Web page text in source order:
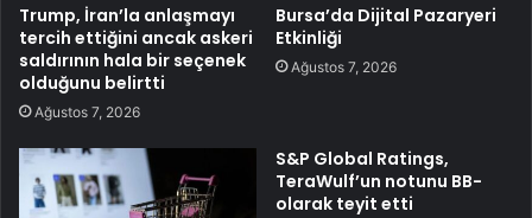
Trump, İran’la anlaşmayı
tercih ettiğini ancak askeri
saldırının hala bir seçenek
olduğunu belirtti
Ağustos 7, 2026
Bursa’da Dijital Pazaryeri
Etkinliği
Ağustos 7, 2026
S&P Global Ratings,
TeraWulf’un notunu BB-
olarak teyit etti